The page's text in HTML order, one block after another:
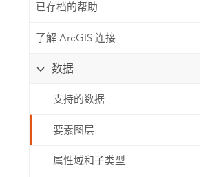
用于 GIS 和制图的基础系统
开发者技术
已存档的帮助
了解 ArcGIS 连接
数据
支持的数据
要素图层
属性域和子类型